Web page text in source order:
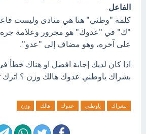
الفاعل
كلمة "وطني" هنا هي منادى وليست
"ك" في "عدوك" هو مجرور وعلامة جره
على آخره، وهو مضاف إلى "عدو".
اذا كان لديك إجابة افضل او هناك خطأ
بشراك ياوطني عدوك هالك وزن ؟ اترك
بشراك ياوطني عدوك هالك وزن